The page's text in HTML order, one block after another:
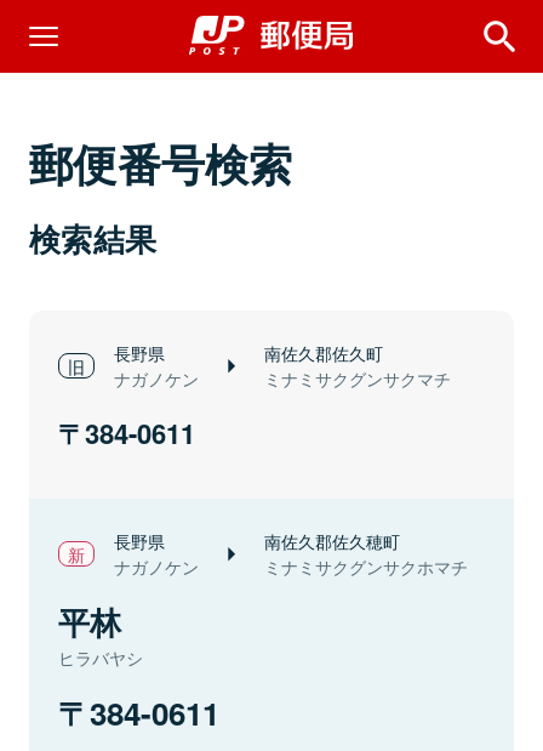
郵便番号検索
検索結果
長野県
ナガノケン
南佐久郡佐久町
ミナミサクグンサクマチ
384-0611
長野県
ナガノケン
南佐久郡佐久穂町
ミナミサクグンサクホマチ
平林
ヒラバヤシ
384-0611